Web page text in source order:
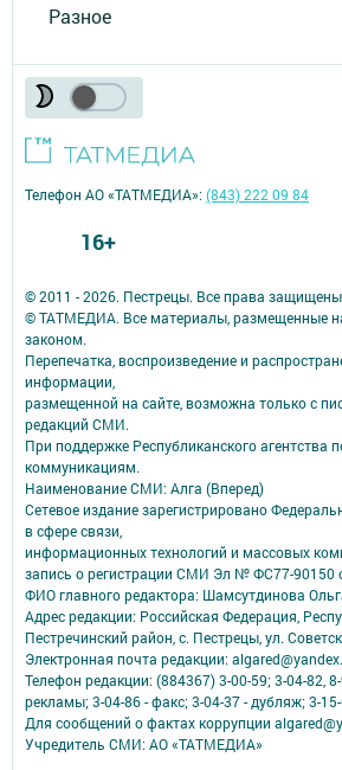
Разное
© 2011 - 2026. Пестрецы. Все права
© ТАТМЕДИА. Все материалы, размещенные
законом.
Перепечатка, воспроизведение и
информации,
размещенной на сайте, возможна только с
редакций СМИ.
При поддержке Республиканского агентства
коммуникациям.
Наименование СМИ: Алга (Вперед)
Сетевое издание зарегистрировано
в сфере связи,
информационных технологий и массовых
запись о регистрации СМИ Эл № ФС77-90150
ФИО главного редактора: Шамсутдинова
Адрес редакции: Российская Федерация,
Пестречинский район, с. Пестрецы, ул.
Электронная почта редакции:
Телефон редакции: (884367) 3-00-59; 3-04-82,
рекламы; 3-04-86 - факс; 3-04-37 - дубляж; 3-
Для сообщений о фактах коррупции
Учредитель СМИ: АО «ТАТМЕДИА»
Телефон АО «ТАТМЕДИА»:(843) 222 09 84
16+